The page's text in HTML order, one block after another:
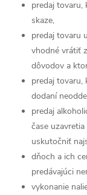
predaj tovaru,
skaze,
predaj tovaru
vhodné vrátiť
dôvodov a
predaj tovaru,
dodaní
predaj
čase
uskutočniť
dňoch a ich
predávajúci
vykonanie